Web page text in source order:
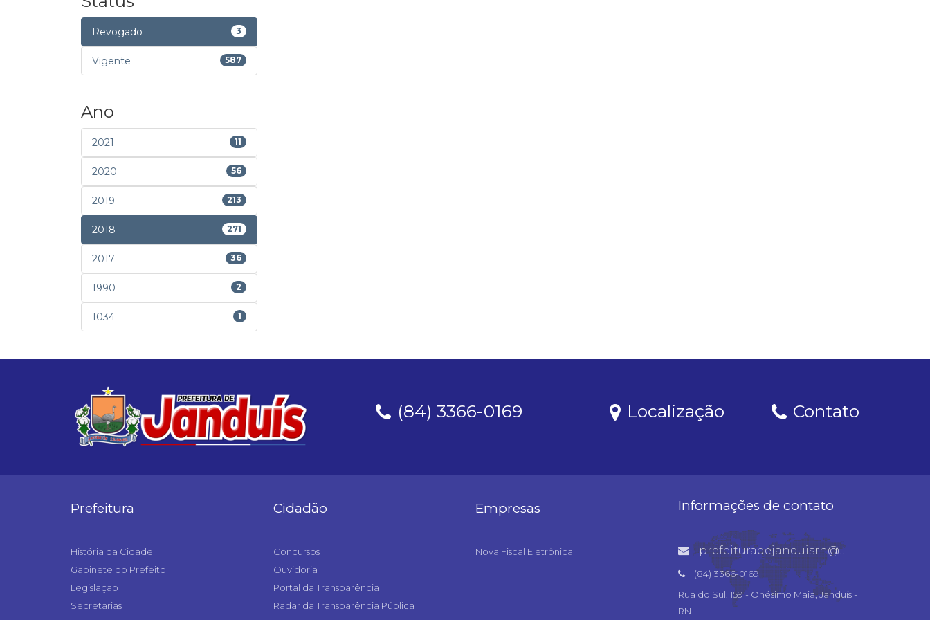
Revogado 3
Vigente 587
Ano
2021 11
2020 56
2019 213
2018 271
2017 36
1990 2
1034 1
(84) 3366-0169 Localização Contato
Prefeitura
História da Cidade
Gabinete do Prefeito
Legislação
Secretarias
Cidadão
Concursos
Ouvidoria
Portal da Transparência
Radar da Transparência Pública
Empresas
Nova Fiscal Eletrônica
Informações de contato
prefeituradejanduisrn@gmail.com
(84) 3366-0169
Rua do Sul, 159 - Onésimo Maia, Janduís -
RN